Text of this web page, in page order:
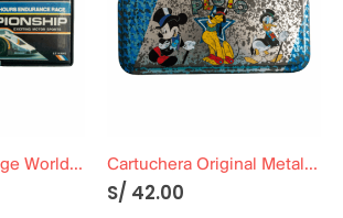
Cartuchera Vintage World Championship Cartuchera Original Metalica de Disney
S/ 42.00